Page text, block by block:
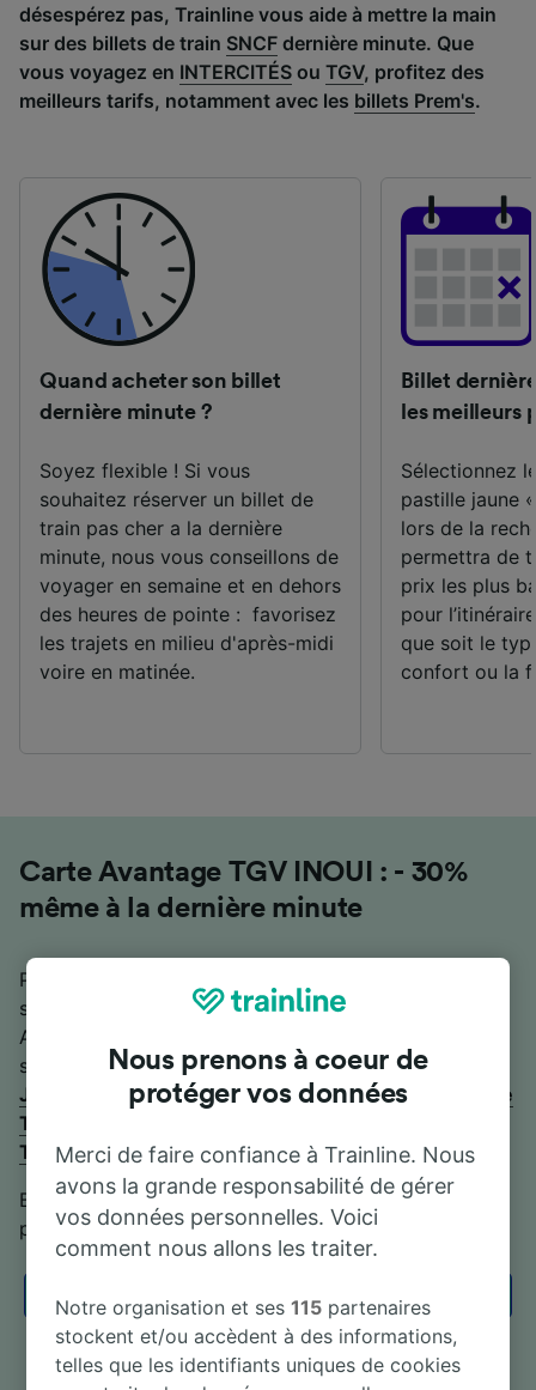
désespérez pas, Trainline vous aide à mettre la main
sur des billets de train SNCF dernière minute. Que
vous voyagez en INTERCITÉS ou TGV, profitez des
meilleurs tarifs, notamment avec les billets Prem's.
Quand acheter son billet
dernière minute ?
Soyez flexible ! Si vous
souhaitez réserver un billet de
train pas cher a la dernière
minute, nous vous conseillons de
voyager en semaine et en dehors
des heures de pointe : favorisez
les trajets en milieu d'après-midi
voire en matinée.
Billet
les meilleurs
Sélectionnez
pastille jaune
lors de la
permettra de
prix les plus
pour
que soit le
confort ou la
Carte Avantage TGV INOUI : - 30%
même à la dernière minute
Profitez de
sur vos voyages de dernière minute avec votre Carte
Avantage TGV INOUI ! La Carte Avantage TGV INOUI
se décline en trois profils différents :Carte Avantage
Jeune TGV INOUI(12-27 ans),Carte Avantage Adulte
TGV INOUI
TGV INOUI (60 ans et +).
Bénéficiez de nombreux avantages et de prix
plafonnés en seconde classe.
J'achète ma Carte Avantage TGV INOUI
Nous prenons à coeur de
protéger vos données
Merci de faire confiance à Trainline. Nous
avons la grande responsabilité de gérer
vos données personnelles. Voici
comment nous allons les traiter.
Notre organisation et ses115 partenaires
stockent et/ou accèdent à des informations,
telles que les identifiants uniques de cookies